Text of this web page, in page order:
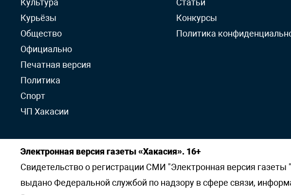
Культура
Курьёзы
Общество
Официально
Печатная версия
Политика
Спорт
ЧП Хакасии
Статьи
Конкурсы
Политика
Электронная версия газеты «Хакасия». 16+
Свидетельство о регистрации СМИ "Электронная версия
выдано Федеральной службой по надзору в сфере связи,